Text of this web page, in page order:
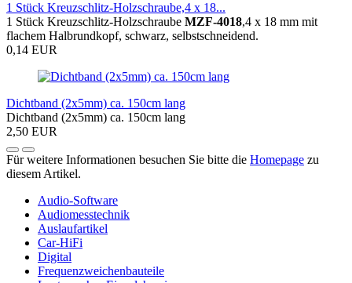
1 Stück Kreuzschlitz-Holzschraube,4 x 18...
1 Stück Kreuzschlitz-Holzschraube MZF-4018,4 x 18 mm mit
flachem Halbrundkopf, schwarz, selbstschneidend.
0,14 EUR
Dichtband (2x5mm) ca. 150cm lang
Dichtband (2x5mm) ca. 150cm lang
2,50 EUR
Für weitere Informationen besuchen Sie bitte die Homepage zu
diesem Artikel.
Audio-Software
Audiomesstechnik
Auslaufartikel
Car-HiFi
Digital
Frequenzweichenbauteile